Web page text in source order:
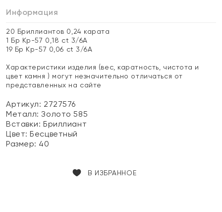
Информация
20 Бриллиантов 0,24 карата
1 Бр Кр-57 0,18 ct 3/6А
19 Бр Кр-57 0,06 ct 3/6А
Характеристики изделия (вес, каратность, чистота и
цвет камня ) могут незначительно отличаться от
представленных на сайте
Артикул: 2727576
Металл:Золото 585
Вставки:Бриллиант
Цвет:Бесцветный
Размер: 40
В ИЗБРАННОЕ